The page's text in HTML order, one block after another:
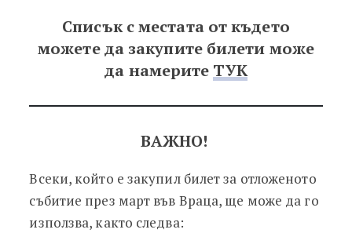
Списък с местата от където
можете да закупите билети може
да намерите ТУК
ВАЖНО!
Всеки, който е закупил билет за отложеното
събитие през март във Враца, ще може да го
използва, както следва: